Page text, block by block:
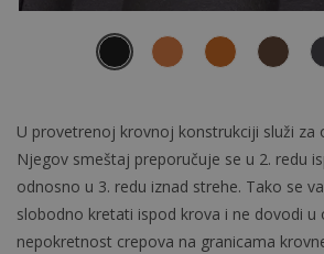
U provetrenoj krovnoj konstrukciji služi za
Njegov smeštaj preporučuje se u 2. redu
odnosno u 3. redu iznad strehe. Tako se
slobodno kretati ispod krova i ne dovodi u
nepokretnost crepova na granicama